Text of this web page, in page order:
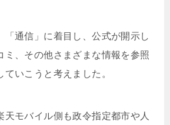
「通信」に着目し、公式が開示し
ミ、その他さまざまな情報を参照
ていこうと考えました。
天モバイル側も政令指定都市や人